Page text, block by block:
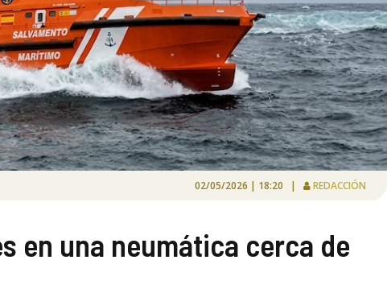
02/05/2026 | 18:20 | REDACCIÓN
en una neumática cerca de